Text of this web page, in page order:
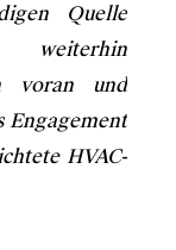
Quelle
weiterhin
voran und
Engagement
HVAC-